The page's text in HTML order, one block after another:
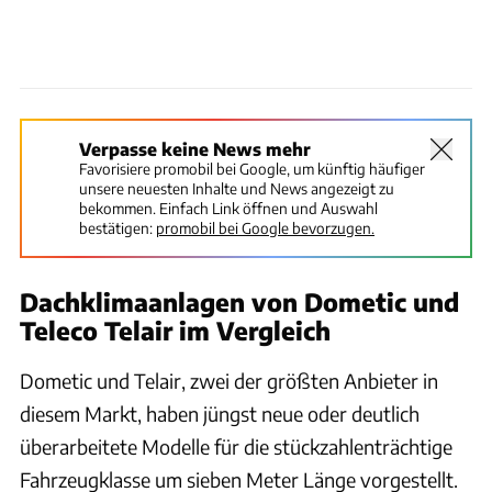
Verpasse keine News mehr
Favorisiere promobil bei Google, um künftig häufiger
unsere neuesten Inhalte und News angezeigt zu
bekommen. Einfach Link öffnen und Auswahl
bestätigen: promobil bei Google bevorzugen.
Dachklimaanlagen von Dometic und
Teleco Telair im Vergleich
Dometic und Telair, zwei der größten Anbieter in
diesem Markt, haben jüngst neue oder deutlich
überarbeitete Modelle für die stückzahlenträchtige
Fahrzeugklasse um sieben Meter Länge vorgestellt.